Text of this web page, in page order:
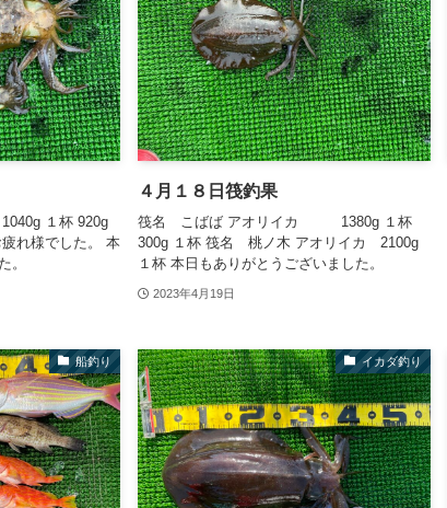
１杯 920g
れ様でした。 本
。
４月１８日筏釣果
筏名 こばば アオリイカ 1380g １杯
300g １杯 筏名 桃ノ木 アオリイカ 2100g
１杯 本日もありがとうございました。
2023年4月19日
船釣り イカダ釣り